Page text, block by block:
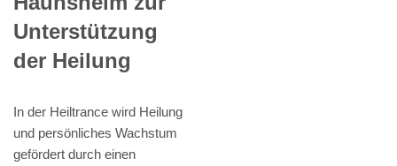
Unterstützung
der Heilung
In der Heiltrance wird Heilung
und persönliches Wachstum
gefördert durch einen